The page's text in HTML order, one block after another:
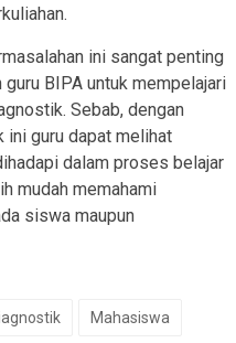
ini sangat penting
guru BIPA untuk mempelajari
Sebab, dengan
guru dapat melihat
dalam proses belajar
mudah memahami
siswa maupun
Mahasiswa